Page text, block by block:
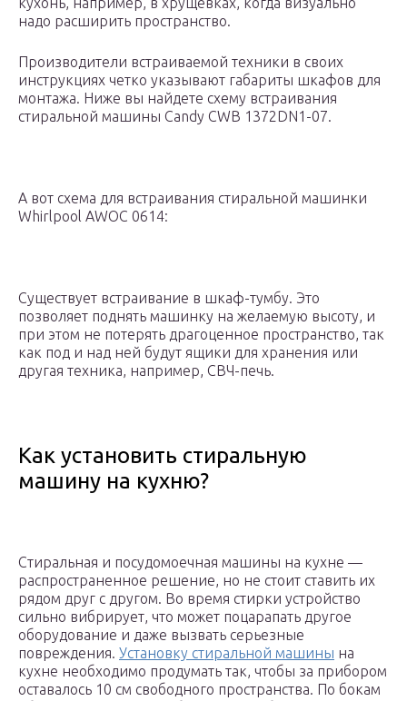
надо расширить пространство.
Производители встраиваемой техники в своих
инструкциях четко указывают габариты шкафов для
монтажа. Ниже вы найдете схему встраивания
стиральной машины Candy CWB 1372DN1-07.
А вот схема для встраивания стиральной машинки
Whirlpool AWOC 0614:
Существует встраивание в шкаф-тумбу. Это
позволяет поднять машинку на желаемую высоту, и
при этом не потерять драгоценное пространство, так
как под и над ней будут ящики для хранения или
другая техника, например, СВЧ-печь.
Как установить стиральную
машину на кухню?
Стиральная и посудомоечная машины на кухне —
распространенное решение, но не стоит ставить их
рядом друг с другом. Во время стирки устройство
сильно вибрирует, что может поцарапать другое
оборудование и даже вызвать серьезные
повреждения. Установку стиральной машины на
кухне необходимо продумать так, чтобы за прибором
оставалось 10 см свободного пространства. По бокам